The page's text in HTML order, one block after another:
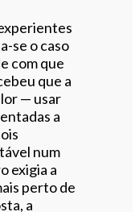
se o caso
com que
que a
— usar
a
num
exigia a
perto de
a